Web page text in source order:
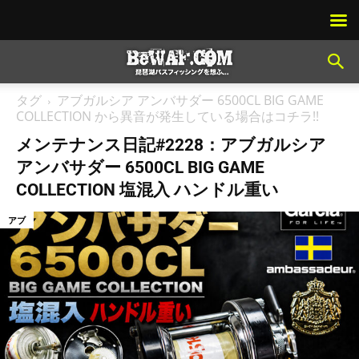
タグ
アブガルシア アンバサダー 6500CL BIG GAME
COLLECTION から異音が発生している場合はコチラ!!
メンテナンス日記#2228：アブガルシア
アンバサダー 6500CL BIG GAME
COLLECTION 塩混入 ハンドル重い
アブ